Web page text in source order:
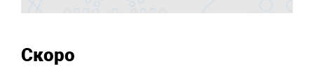
Скоро